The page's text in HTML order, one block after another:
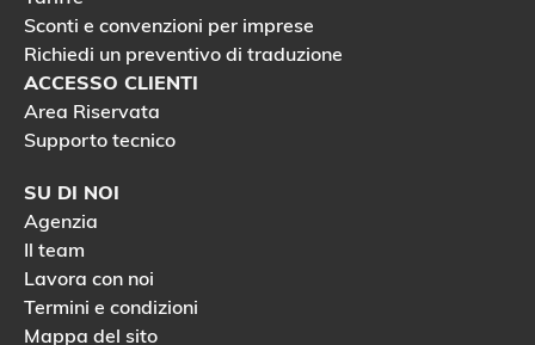
Sconti e convenzioni per imprese
Richiedi un preventivo di traduzione
ACCESSO CLIENTI
Area Riservata
Supporto tecnico
SU DI NOI
Agenzia
Il team
Lavora con noi
Termini e condizioni
Mappa del sito